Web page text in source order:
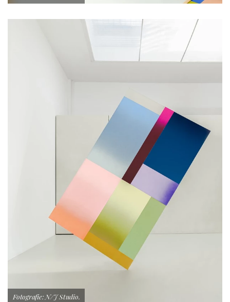
Fotografie: N/J Studio.